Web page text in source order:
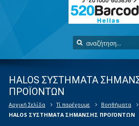
HALOS ΣΥΣΤΗΜΑΤΑ
ΠΡΟΪΟΝΤΩΝ
Αρχική Σελίδα Τί παρέχουμε Βοηθήματα
HALOS ΣΥΣΤΗΜΑΤΑ ΣΗΜΑΝΣΗΣ ΠΡΟΪΟΝΤΩΝ